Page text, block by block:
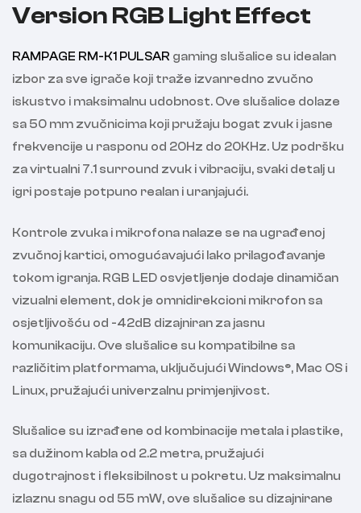
Version RGB Light Effect
RAMPAGE RM-K1 PULSAR gaming slušalice su idealan
izbor za sve igrače koji traže izvanredno zvučno
iskustvo i maksimalnu udobnost. Ove slušalice dolaze
sa 50 mm zvučnicima koji pružaju bogat zvuk i jasne
frekvencije u rasponu od 20Hz do 20KHz. Uz podršku
za virtualni 7.1 surround zvuk i vibraciju, svaki detalj u
igri postaje potpuno realan i uranjajući.
Kontrole zvuka i mikrofona nalaze se na ugrađenoj
zvučnoj kartici, omogućavajući lako prilagođavanje
tokom igranja. RGB LED osvjetljenje dodaje dinamičan
vizualni element, dok je omnidirekcioni mikrofon sa
osjetljivošću od -42dB dizajniran za jasnu
komunikaciju. Ove slušalice su kompatibilne sa
različitim platformama, uključujući Windows®, Mac OS i
Linux, pružajući univerzalnu primjenjivost.
Slušalice su izrađene od kombinacije metala i plastike,
sa dužinom kabla od 2.2 metra, pružajući
dugotrajnost i fleksibilnost u pokretu. Uz maksimalnu
izlaznu snagu od 55 mW, ove slušalice su dizajnirane